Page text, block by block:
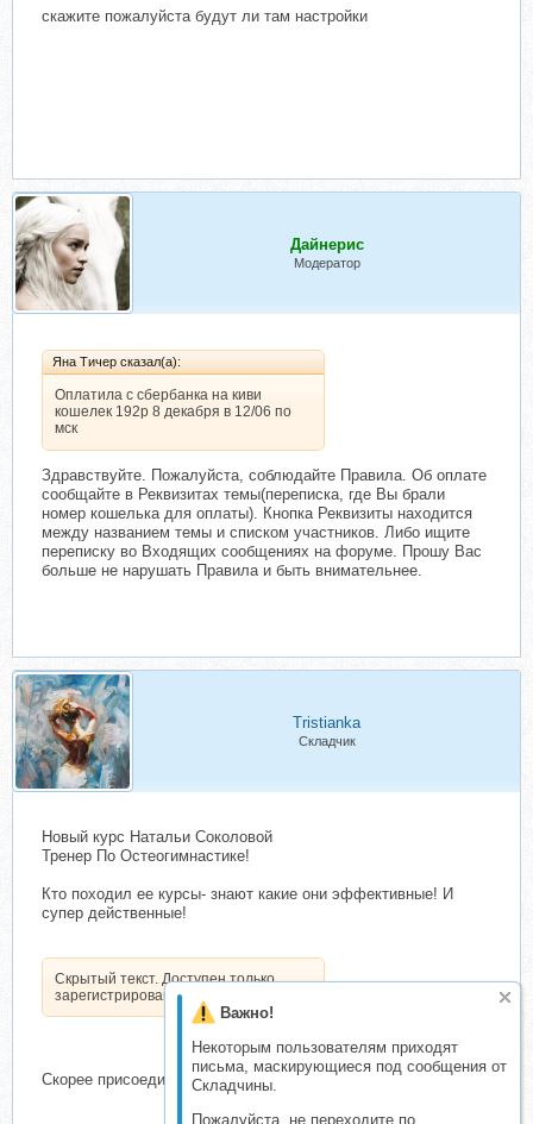
Важно!
Некоторым пользователям приходят
письма, маскирующиеся под сообщения от
Складчины.
Пожалуйста, не переходите по
скажите пожалуйста будут ли там настройки
Дайнерис
Модератор
Яна Тичер сказал(а):
Оплатила с сбербанка на киви
кошелек 192р 8 декабря в 12/06 по
мск
Здравствуйте. Пожалуйста, соблюдайте Правила. Об оплате
сообщайте в Реквизитах темы(переписка, где Вы брали
номер кошелька для оплаты). Кнопка Реквизиты находится
между названием темы и списком участников. Либо ищите
переписку во Входящих сообщениях на форуме. Прошу Вас
больше не нарушать Правила и быть внимательнее.
Tristianka
Складчик
Новый курс Натальи Соколовой
Тренер По Остеогимнастике!
Кто походил ее курсы- знают какие они эффективные! И
супер действенные!
Скрытый текст. Доступен только
зарегистрированным пользователям.
Скорее присоединяйтесь!